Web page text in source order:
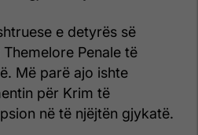
e detyrës së
Penale të
Më parë ajo ishte
për Krim të
në të njëjtën gjykatë.